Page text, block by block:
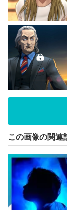
この画像の関連